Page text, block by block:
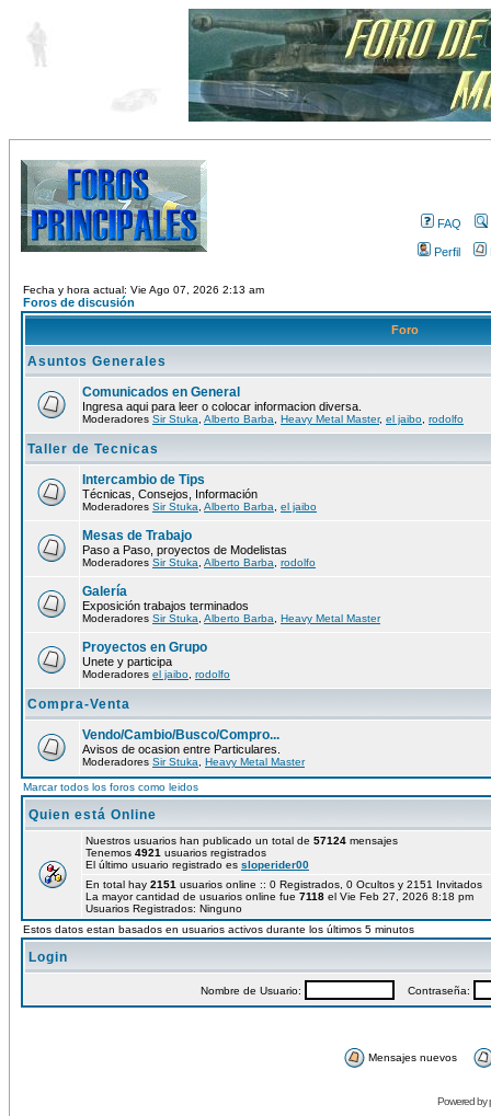
FAQ
Perfil
Fecha y hora actual: Vie Ago 07, 2026 2:13 am
Foros de discusión
Foro
Asuntos Generales
Comunicados en General
Ingresa aqui para leer o colocar informacion diversa.
Moderadores Sir Stuka Alberto Barba Heavy Metal Master, el jaibo rodolfo
Taller de Tecnicas
Intercambio de Tips
Técnicas, Consejos, Información
Moderadores Sir Stuka Alberto Barba el jaibo
Mesas de Trabajo
Paso a Paso, proyectos de Modelistas
Moderadores Sir Stuka Alberto Barba rodolfo
Galería
Exposición trabajos terminados
Moderadores Sir Stuka Alberto Barba Heavy Metal Master
Proyectos en Grupo
Unete y participa
Moderadores el jaibo rodolfo
Compra-Venta
Vendo/Cambio/Busco/Compro...
Avisos de ocasion entre Particulares.
Moderadores Sir Stuka Heavy Metal Master
Marcar todos los foros como leidos
Quien está Online
Nuestros usuarios han publicado un total de 57124 mensajes
Tenemos 4921 usuarios registrados
El último usuario registrado es sloperider00
En total hay 2151 usuarios online :: 0 Registrados, 0 Ocultos y 2151
La mayor cantidad de usuarios online fue 7118 el Vie Feb 27, 2026 8:18 pm
Usuarios Registrados: Ninguno
Estos datos estan basados en usuarios activos durante los últimos 5 minutos
Login
Nombre de Usuario: Contraseña:
Mensajes nuevos
Powered by